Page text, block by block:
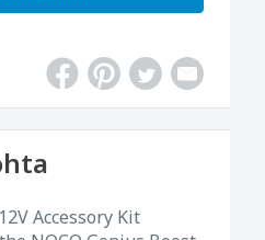
Accessory Kit